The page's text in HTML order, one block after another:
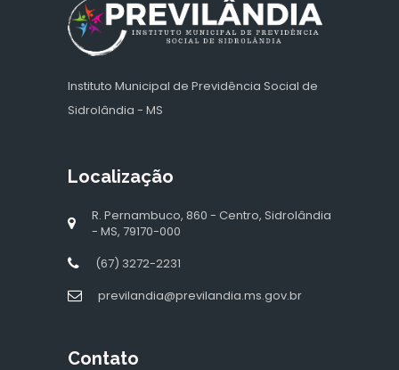
Instituto Municipal de Previdência Social de
Sidrolândia - MS
Localização
R. Pernambuco, 860 - Centro, Sidrolândia
- MS, 79170-000
(67) 3272-2231
previlandia@previlandia.ms.gov.br
Contato